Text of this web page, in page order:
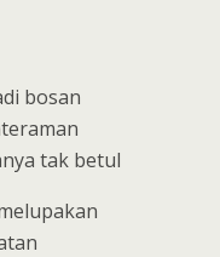
bosan
tak betul